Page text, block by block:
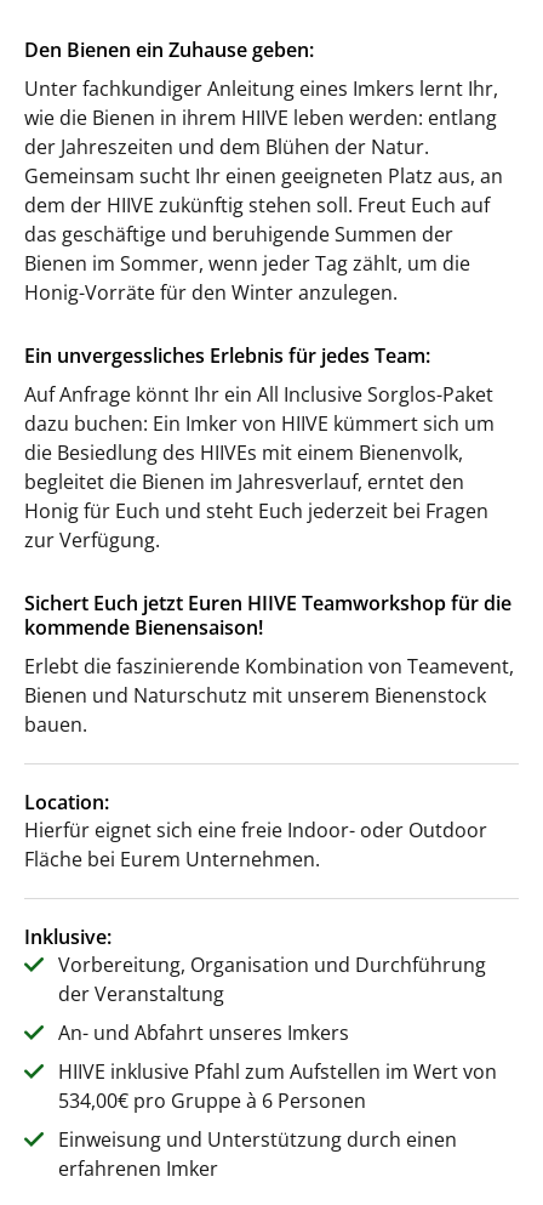
Den Bienen ein Zuhause geben:
Unter fachkundiger Anleitung eines Imkers lernt Ihr,
wie die Bienen in ihrem HIIVE leben werden: entlang
der Jahreszeiten und dem Blühen der Natur.
Gemeinsam sucht Ihr einen geeigneten Platz aus, an
dem der HIIVE zukünftig stehen soll. Freut Euch auf
das geschäftige und beruhigende Summen der
Bienen im Sommer, wenn jeder Tag zählt, um die
Honig-Vorräte für den Winter anzulegen.
Ein unvergessliches Erlebnis für jedes Team:
Auf Anfrage könnt Ihr ein All Inclusive Sorglos-Paket
dazu buchen: Ein Imker von HIIVE kümmert sich um
die Besiedlung des HIIVEs mit einem Bienenvolk,
begleitet die Bienen im Jahresverlauf, erntet den
Honig für Euch und steht Euch jederzeit bei Fragen
zur Verfügung.
Sichert Euch jetzt Euren HIIVE Teamworkshop für die
kommende Bienensaison!
Erlebt die faszinierende Kombination von Teamevent,
Bienen und Naturschutz mit unserem Bienenstock
bauen.
Location:
Hierfür eignet sich eine freie Indoor- oder Outdoor
Fläche bei Eurem Unternehmen.
Inklusive:
Vorbereitung, Organisation und Durchführung
der Veranstaltung
An- und Abfahrt unseres Imkers
HIIVE inklusive Pfahl zum Aufstellen im Wert von
534,00€ pro Gruppe à 6 Personen
Einweisung und Unterstützung durch einen
erfahrenen Imker